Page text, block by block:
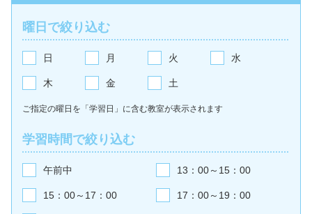
曜日で絞り込む
日 月 火 水
木 金 土
ご指定の曜日を「学習日」に含む教室が表示されます
学習時間で絞り込む
午前中 13：00～15：00
15：00～17：00 17：00～19：00